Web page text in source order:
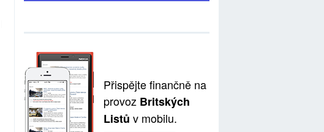
Přispějte finančně na
provoz Britských
Listů v mobilu.